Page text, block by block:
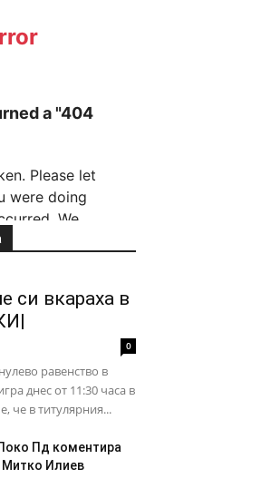
си вкараха в
0
равенство в
днес от 11:30 часа в
че в титулярния...
Пд коментира
Митко Илиев